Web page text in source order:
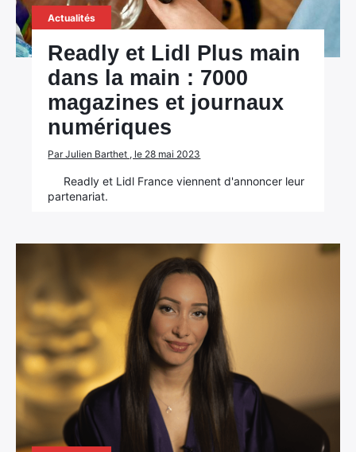
Actualités
Readly et Lidl Plus main
dans la main : 7000
magazines et journaux
numériques
Par Julien Barthet , le 28 mai 2023
Readly et Lidl France viennent d'annoncer leur
partenariat.
Rechercher